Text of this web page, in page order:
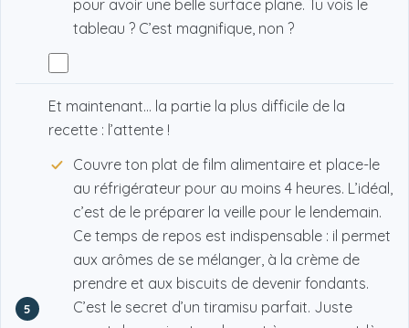
pour avoir une belle surface plane. Tu vois le
tableau ? C’est magnifique, non ?
5
Et maintenant… la partie la plus difficile de la
recette : l’attente !
Couvre ton plat de film alimentaire et place-le
au réfrigérateur pour au moins 4 heures. L’idéal,
c’est de le préparer la veille pour le lendemain.
Ce temps de repos est indispensable : il permet
aux arômes de se mélanger, à la crème de
prendre et aux biscuits de devenir fondants.
C’est le secret d’un tiramisu parfait. Juste